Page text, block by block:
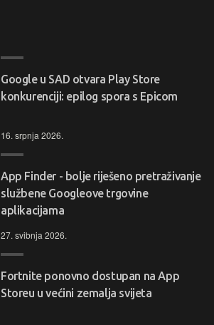
Google u SAD otvara Play Store
konkurenciji: epilog spora s Epicom
16. srpnja 2026.
App Finder - bolje riješeno pretraživanje
službene Googleove trgovine
aplikacijama
27. svibnja 2026.
Fortnite ponovno dostupan na App
Storeu u većini zemalja svijeta